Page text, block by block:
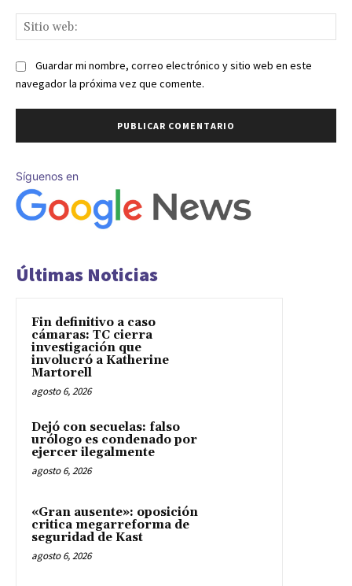
Guardar mi nombre, correo electrónico y sitio web en este
navegador la próxima vez que comente.
Síguenos en
Últimas Noticias
Fin definitivo a caso
cámaras: TC cierra
investigación que
involucró a Katherine
Martorell
agosto 6, 2026
Dejó con secuelas: falso
urólogo es condenado por
ejercer ilegalmente
agosto 6, 2026
«Gran ausente»: oposición
critica megarreforma de
seguridad de Kast
agosto 6, 2026